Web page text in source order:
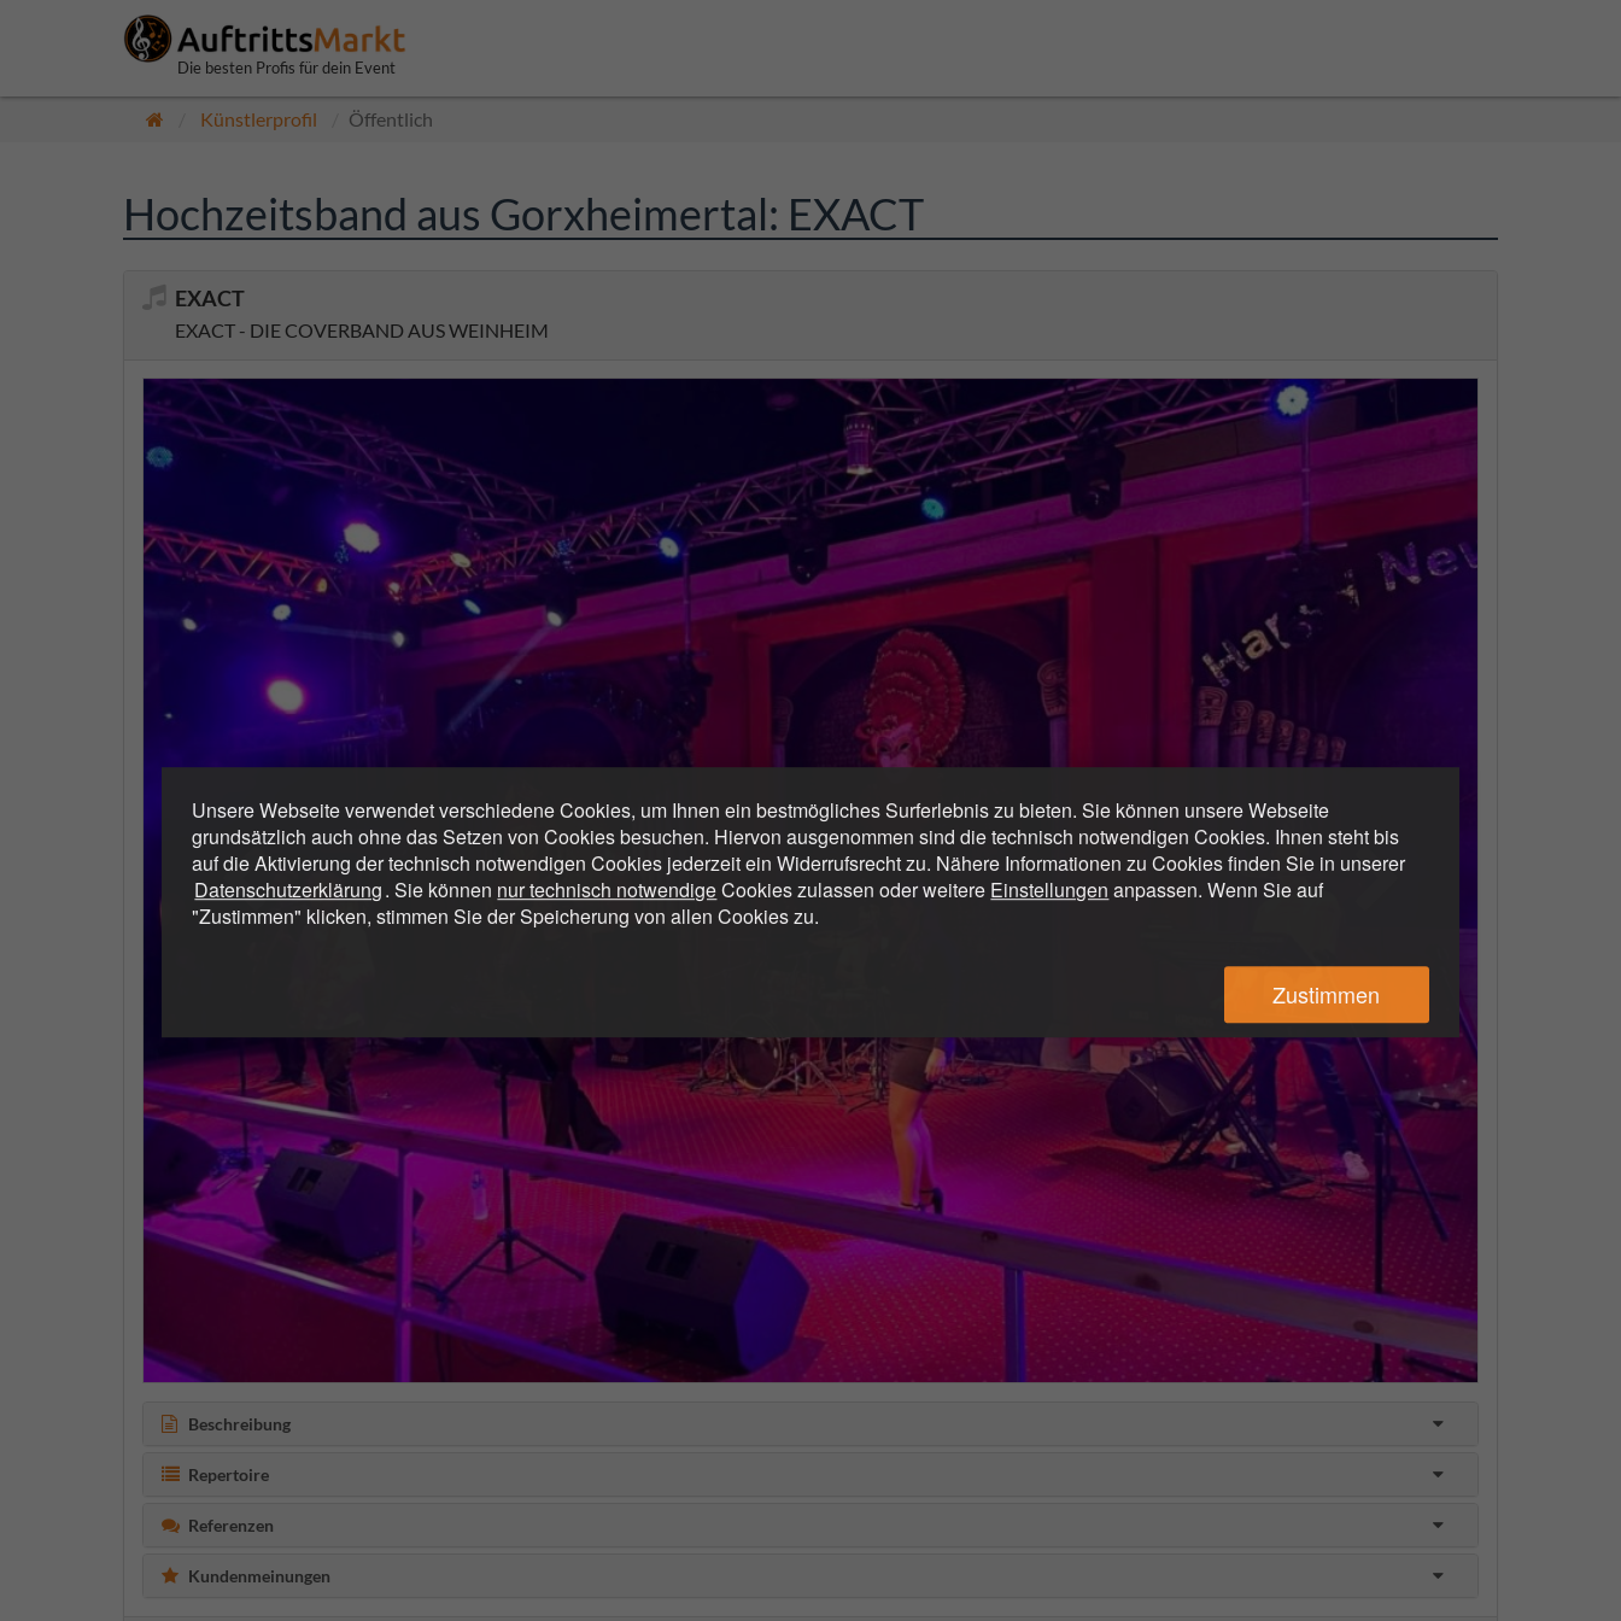
Unsere Webseite verwendet verschiedene Cookies, um Ihnen ein bestmögliches Surferlebnis zu bieten. Sie können unsere Webseite
grundsätzlich auch ohne das Setzen von Cookies besuchen. Hiervon ausgenommen sind die technisch notwendigen Cookies. Ihnen steht bis
auf die Aktivierung der technisch notwendigen Cookies jederzeit ein Widerrufsrecht zu. Nähere Informationen zu Cookies finden Sie in unserer
Datenschutzerklärung. Sie können nur technisch notwendigeCookies zulassen oder weitere Einstellungen anpassen. Wenn Sie auf
"Zustimmen" klicken, stimmen Sie der Speicherung von allen Cookies zu.
Zustimmen
Die besten Profis für dein Event
Künstlerprofil Öffentlich
Hochzeitsband aus Gorxheimertal: EXACT
EXACT
EXACT - DIE COVERBAND AUS WEINHEIM
Beschreibung
Repertoire
Referenzen
Kundenmeinungen